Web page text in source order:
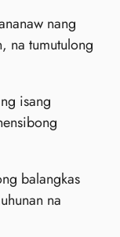
nang
na tumutulong
isang
balangkas
na